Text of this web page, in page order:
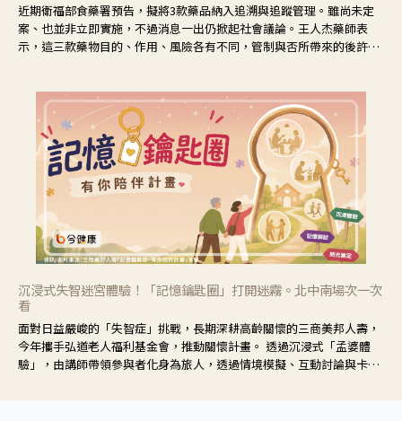
近期衛福部食藥署預告，擬將3款藥品納入追溯與追蹤管理。雖尚未定
案、也並非立即實施，不過消息一出仍掀起社會議論。王人杰藥師表
示，這三款藥物目的、作用、風險各有不同，管制與否所帶來的後許影
沉浸式失智迷宮體驗！「記憶鑰匙圈」打開迷霧。北中南場次一次
看
面對日益嚴峻的「失智症」挑戰，長期深耕高齡關懷的三商美邦人壽，
今年攜手弘道老人福利基金會，推動關懷計畫。 透過沉浸式「孟婆體
驗」，由講師帶領參與者化身為旅人，透過情境模擬、互動討論與卡牌